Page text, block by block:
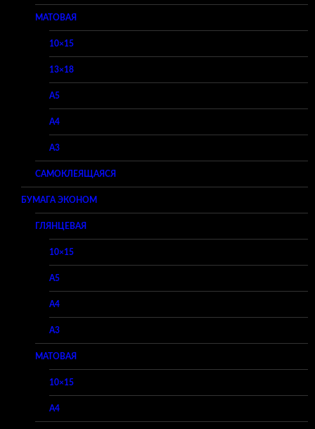
МАТОВАЯ
10×15
13×18
A5
A4
A3
САМОКЛЕЯЩАЯСЯ
БУМАГА ЭКОНОМ
ГЛЯНЦЕВАЯ
10×15
A5
A4
A3
МАТОВАЯ
10×15
A4